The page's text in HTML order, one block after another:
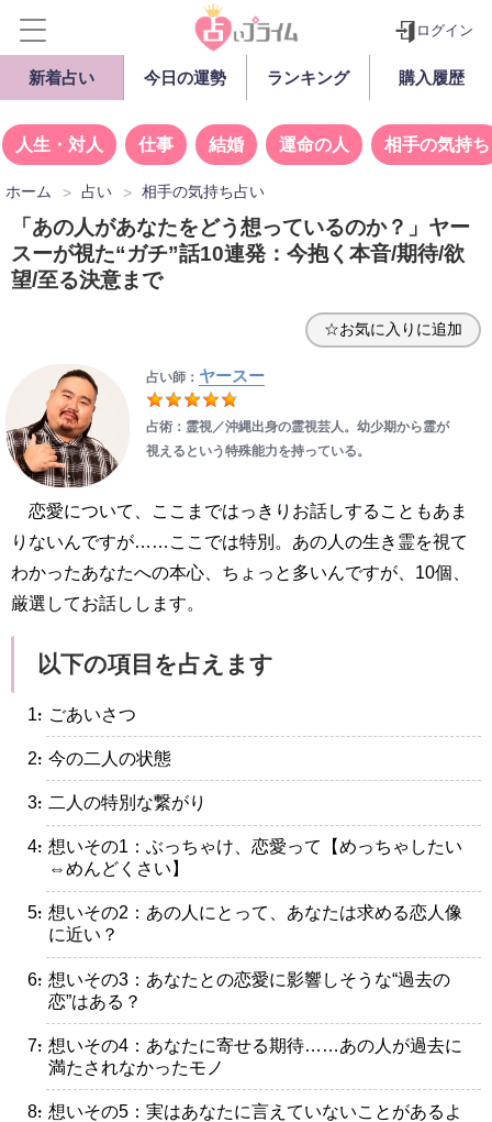
ログイン
新着占い 今日の運勢 ランキング 購入履歴
人生・対人 仕事 結婚 運命の人 相手の気持ち
ホーム 占い 相手の気持ち占い
「あの人があなたをどう想っているのか？」ヤー
スーが視た“ガチ”話10連発：今抱く本音/期待/欲
望/至る決意まで
☆お気に入りに追加
占い師： ヤースー
占術：霊視／沖縄出身の霊視芸人。幼少期から霊が
視えるという特殊能力を持っている。
恋愛について、ここまではっきりお話しすることもあま
りないんですが……ここでは特別。あの人の生き霊を視て
わかったあなたへの本心、ちょっと多いんですが、10個、
厳選してお話しします。
以下の項目を占えます
・ごあいさつ
・今の二人の状態
・二人の特別な繋がり
・想いその1：ぶっちゃけ、恋愛って【めっちゃしたい
⇔めんどくさい】
・想いその2：あの人にとって、あなたは求める恋人像
に近い？
・想いその3：あなたとの恋愛に影響しそうな“過去の
恋”はある？
・想いその4：あなたに寄せる期待……あの人が過去に
満たされなかったモノ
・想いその5：実はあなたに言えていないことがあるよ